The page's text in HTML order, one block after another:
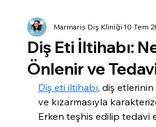
Diş Eti İltihabı:
Önlenir ve
Marmaris Diş Kliniği10 Tem
Diş eti iltihabı, diş
ve kızarmasıyla
Erken teşhis edilip tedavi